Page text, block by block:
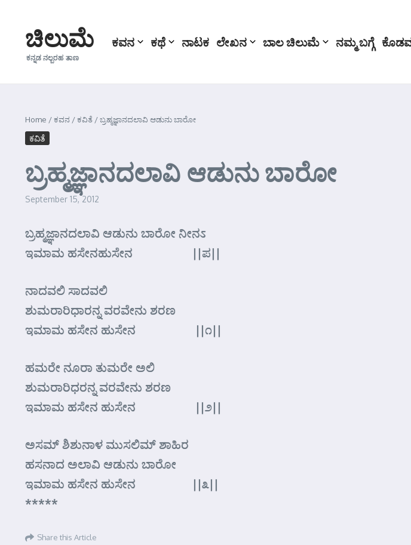
ಚಿಲುಮೆ
ಕನ್ನಡ ನಲ್ಬರಹ ತಾಣ
ಕವನ ಕಥೆ ನಾಟಕ ಲೇಖನ ಬಾಲ ಚಿಲುಮೆ ನಮ್ಮ ಬಗ್ಗೆ
Home /ಕವನ /ಕವಿತೆ /ಬ್ರಹ್ಮಜ್ಞಾನದಲಾವಿ ಆಡುನು ಬಾರೋ
ಕವಿತೆ
ಬ್ರಹ್ಮಜ್ಞಾನದಲಾವಿ ಆಡುನು ಬಾರೋ
September 15, 2012
ಬ್ರಹ್ಮಜ್ಞಾನದಲಾವಿ ಆಡುನು ಬಾರೋ ನೀನಽ
ಇಮಾಮ ಹಸೇನಹುಸೇನ ||ಪ||
ನಾದವಲಿ ಸಾದವಲಿ
ಶುಮರಾರಿಧಾರನ್ನ ವರವೇನು ಶರಣ
ಇಮಾಮ ಹಸೇನ ಹುಸೇನ ||೧||
ಹಮರೇ ನೂರಾ ತುಮರೇ ಅಲಿ
ಶುಮರಾರಿಧರನ್ನ ವರವೇನು ಶರಣ
ಇಮಾಮ ಹಸೇನ ಹುಸೇನ ||೨||
ಅಸಮ್ ಶಿಶುನಾಳ ಮುಸಲಿಮ್ ಶಾಹಿರ
ಹಸನಾದ ಅಲಾವಿ ಆಡುನು ಬಾರೋ
ಇಮಾಮ ಹಸೇನ ಹುಸೇನ ||೩||
*****
Share this Article